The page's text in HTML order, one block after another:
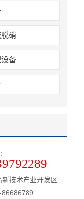
硝
备
技术产业开发区
86686789